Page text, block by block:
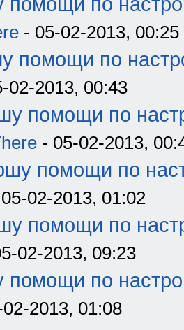
- 05-02-2013, 00:25
помощи по
02-2013, 00:43
помощи по
- 05-02-2013,
помощи по
02-2013, 01:02
помощи по
02-2013, 09:23
помощи по
2013, 01:08